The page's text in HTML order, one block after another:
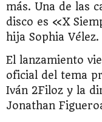
más. Una de las
disco es «X
hija Sophia Vélez.
El lanzamiento
oficial del tema
Iván 2Filoz y la
Jonathan